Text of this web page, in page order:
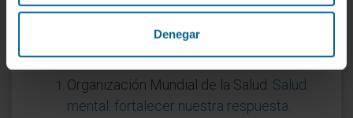
Denegar
cada profesión.
Referencias
Organización Mundial de la Salud. Salud
mental: fortalecer nuestra respuesta